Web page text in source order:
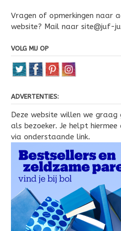
Vragen of opmerkingen naar
website? Mail naar site@juf-
VOLG MIJ OP
ADVERTENTIES:
Deze website willen we
als bezoeker. Je helpt
via onderstaande link.